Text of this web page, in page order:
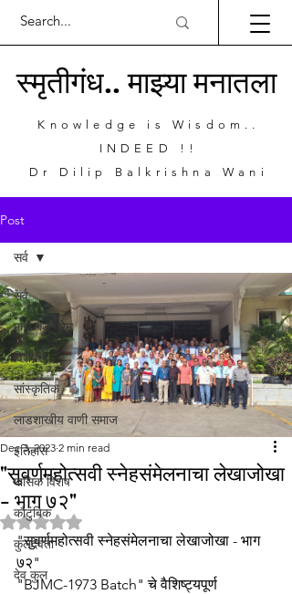
स्मृतीगंध.. माझ्या मनातला
Knowledge is Wisdom..
INDEED !!
Dr Dilip Balkrishna Wani
Post
सर्व
माझे गड प्रेम
विशेष ५
सांस्कृतिक
लाडशाखीय वाणी समाज
इतिहास
मासिक विशेष
कौटुंबिक
कुलदेवता
देव कुल
सर्व
"सुवर्णमहोत्सवी स्नेहसंमेलनाचा लेखाजोखा
- भाग ७२"
Dec 3, 2023 2 min read
Rated NaN out of 5 stars.
"सुवर्णमहोत्सवी स्नेहसंमेलनाचा लेखाजोखा - भाग
७२"
"BJMC-1973 Batch" चे वैशिष्ट्यपूर्ण